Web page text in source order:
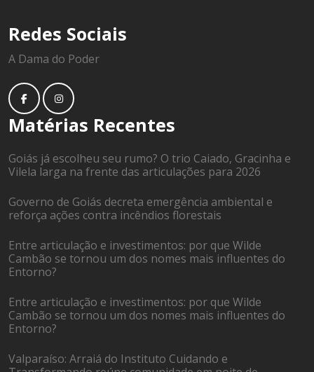
Redes Sociais
A Dama do Poder
Matérias Recentes
Goiás já escolheu seu rumo? O trio Caiado, Gracinha e
Vilela larga na frente das articulações para 2026
Governo de Goiás decreta emergência ambiental e
reforça ações contra incêndios florestais
Entre articulação e investimentos: por que Wilde
Cambão se tornou um dos nomes mais influentes do
Entorno?
Entre articulação e investimentos: por que Wilde
Cambão se tornou um dos nomes mais influentes do
Entorno?
Valparaíso: Arraiá do Instituto Cuidando e